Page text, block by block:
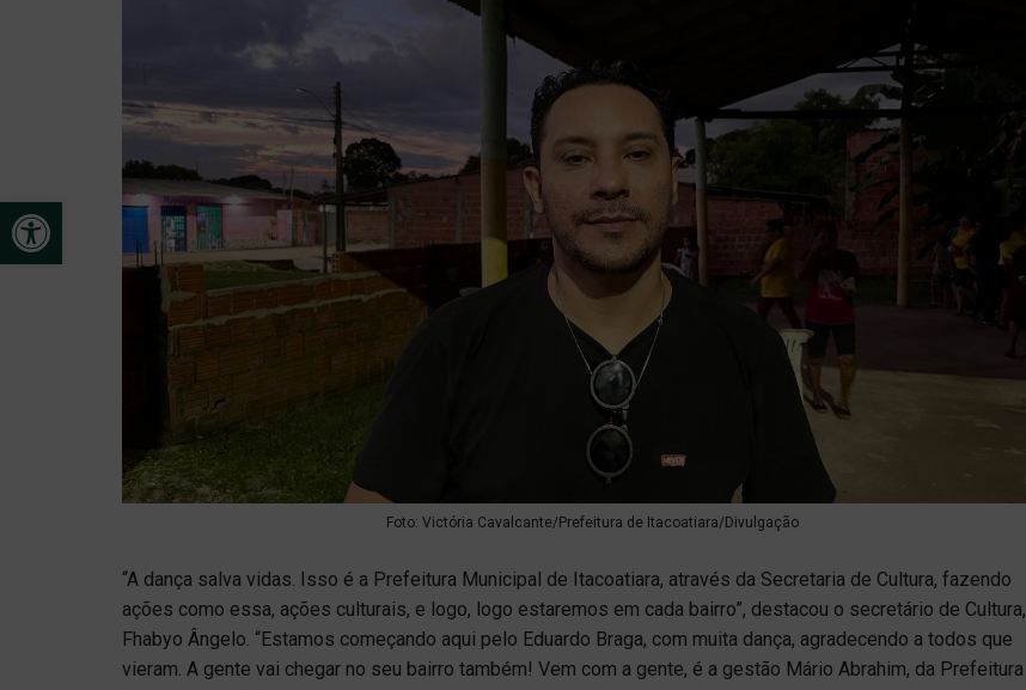
Open toolbar
Foto: Victória Cavalcante/Prefeitura de Itacoatiara/Divulgação
“A dança salva vidas. Isso é a Prefeitura Municipal de Itacoatiara, através da Secretaria de Cultura, fazendo
ações como essa, ações culturais, e logo, logo estaremos em cada bairro”, destacou o secretário de Cultura,
Fhabyo Ângelo. “Estamos começando aqui pelo Eduardo Braga, com muita dança, agradecendo a todos que
vieram. A gente vai chegar no seu bairro também! Vem com a gente, é a gestão Mário Abrahim, da Prefeitura